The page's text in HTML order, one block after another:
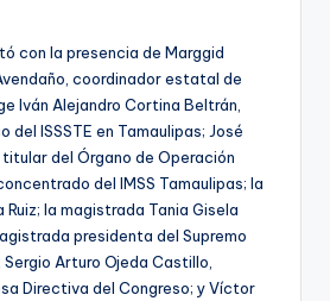
con la presencia de Marggid
coordinador estatal de
Iván Alejandro Cortina Beltrán,
del ISSSTE en Tamaulipas; José
titular del Órgano de Operación
del IMSS Tamaulipas; la
Ruiz; la magistrada Tania Gisela
presidenta del Supremo
Arturo Ojeda Castillo,
Directiva del Congreso; y Víctor